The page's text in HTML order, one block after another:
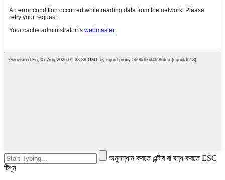
অনুসন্ধান করতে এন্টার বা বন্ধ করতে ESC
টিপুন